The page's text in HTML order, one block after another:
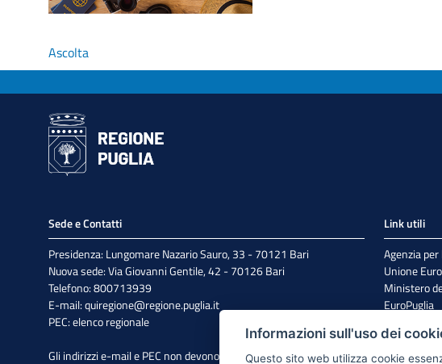
Ascolta
Sede e Contatti
Presidenza: Lungomare Nazario Sauro, 33 - 70121 Bari
Nuova sede: Via Giovanni Gentile, 42 - 70126 Bari
Telefono: 800713939
E-mail:quiregione@regione.puglia.it
PEC:elenco regionale
Gli indirizzi e-mail e PEC non devono essere utilizzati per l'invio di
Link utili
Agenzia
Unione
Ministero
EuroPuglia
Sistema
Informazioni sull'uso dei
Questo sito web utilizza cookie